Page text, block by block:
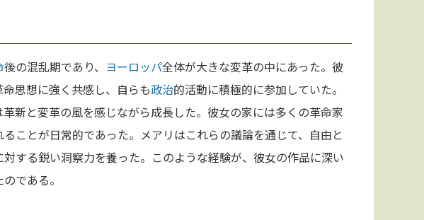
後の混乱期であり、 ヨーロッパ全体が大きな変革の中にあった。彼
思想に強く共感し、自らも政治的活動に積極的に参加していた。
新と変革の風を感じながら成長した。彼女の家には多くの革命家
ことが日常的であった。メアリはこれらの議論を通じて、自由と
する鋭い洞察力を養った。このような経験が、彼女の作品に深い
である。